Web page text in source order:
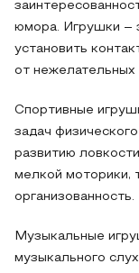
юмора. Игрушки –
установить
от нежелательных
Спортивные
задач
развитию
мелкой моторики,
организованность.
Музыкальные
музыкального